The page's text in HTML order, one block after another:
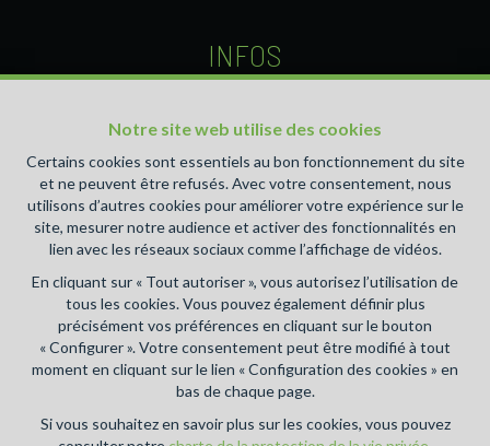
Notre site web utilise des cookies
Certains cookies sont essentiels au bon fonctionnement du site
et ne peuvent être refusés. Avec votre consentement, nous
utilisons d’autres cookies pour améliorer votre expérience sur le
site, mesurer notre audience et activer des fonctionnalités en
lien avec les réseaux sociaux comme l’affichage de vidéos.
En cliquant sur « Tout autoriser », vous autorisez l’utilisation de
tous les cookies. Vous pouvez également définir plus
précisément vos préférences en cliquant sur le bouton
« Configurer ». Votre consentement peut être modifié à tout
moment en cliquant sur le lien « Configuration des cookies » en
bas de chaque page.
Si vous souhaitez en savoir plus sur les cookies, vous pouvez
INFOS
510.426 et 511.049 en Belgique- Instance de contrôle:
Institut professionnel des agents immobiliers, rue du
Luxembourg 16B, 1000 Bruxelles (+32 2 505 38 50 -
info@ipi.be) - Soumis aucode déontologique de l’ IPI
RC professionnelle et cautionnement via AXA Belgium SA,
Place du Trône 1, 1000 Bruxelles – police n° 730.390.160.
Couverture valable pour les activités réalisées en Belgique
Accueil-A vendre-A louer-A propos -Estimation
Blog-Contact